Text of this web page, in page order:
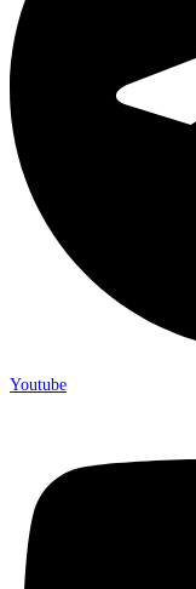
Youtube